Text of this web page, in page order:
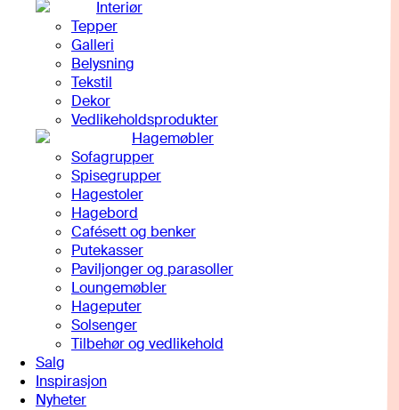
Interiør
Tepper
Galleri
Belysning
Tekstil
Dekor
Vedlikeholdsprodukter
Hagemøbler
Sofagrupper
Spisegrupper
Hagestoler
Hagebord
Cafésett og benker
Putekasser
Paviljonger og parasoller
Loungemøbler
Hageputer
Solsenger
Tilbehør og vedlikehold
Salg
Inspirasjon
Nyheter